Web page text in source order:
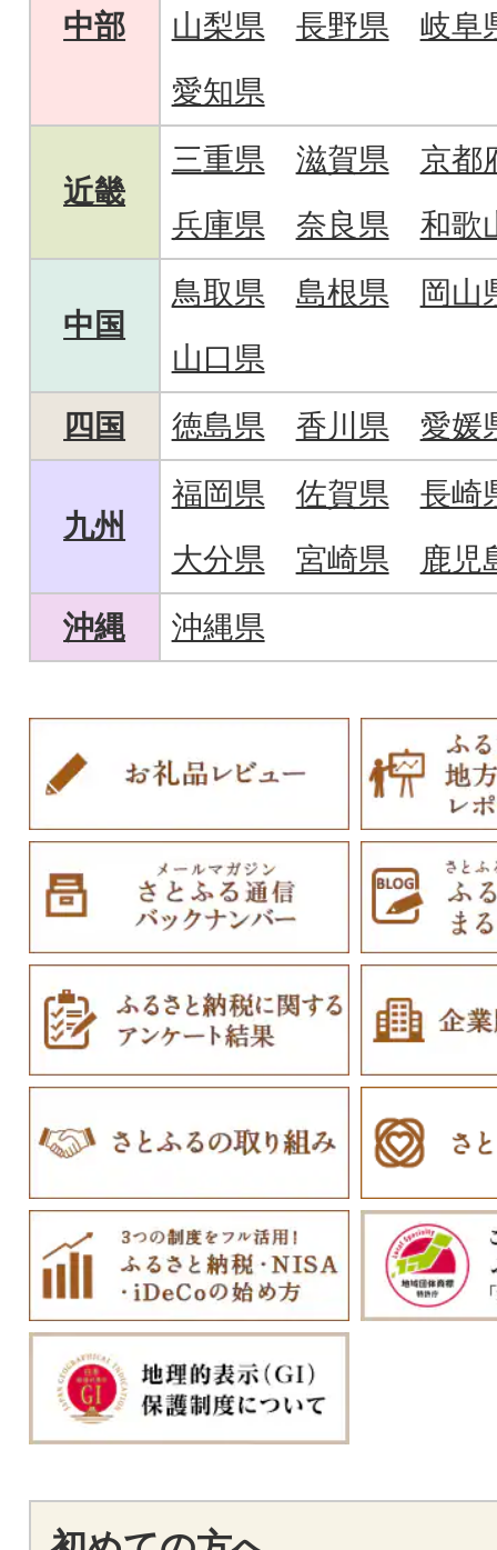
中部
山梨県
長野県
岐阜
愛知県
近畿
三重県 滋賀県
京都
兵庫県
奈良県 和歌
中国
鳥取県 島根県
岡山
山口県
四国
徳島県 香川県 愛媛
九州
福岡県 佐賀県
長崎
大分県
宮崎県
鹿児
沖縄
沖縄県